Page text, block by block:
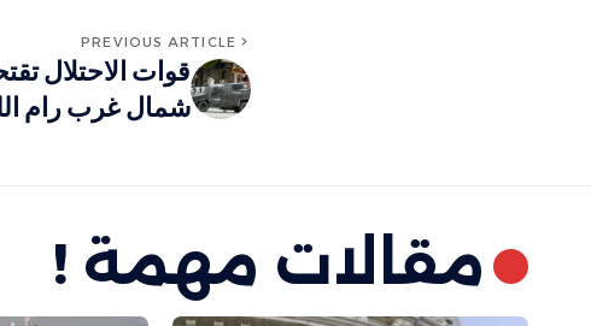
PREVIOUS ARTICLE
قوات الاحتلال
شمال غرب رام
مقالات مهمة !